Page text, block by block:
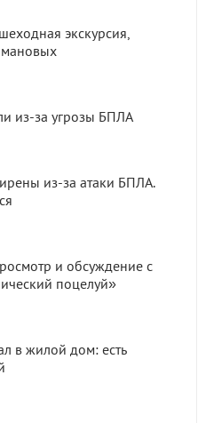
экскурсия,
из-за угрозы БПЛА
из-за атаки БПЛА.
и обсуждение с
поцелуй»
в жилой дом: есть